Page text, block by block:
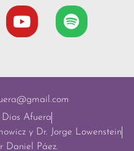
Afuera
y Dr. Jorge Lowenstein
Daniel Páez.